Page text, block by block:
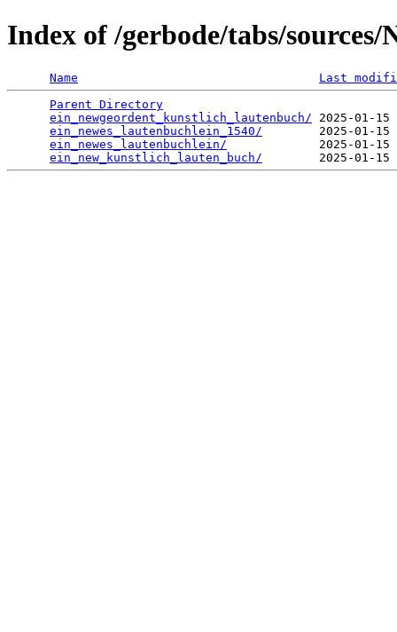
Index of /gerbode/tabs/sources/
Name
Last
Parent Directory
ein_newgeordent_kunstlich_lautenbuch/ 2025-01-
ein_newes_lautenbuchlein_1540/
2025-01-
ein_newes_lautenbuchlein/
2025-01-
ein_new_kunstlich_lauten_buch/